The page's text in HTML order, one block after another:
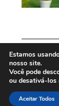
Estamos
nosso site.
Você pode
ou desativá-los
Aceitar Todos